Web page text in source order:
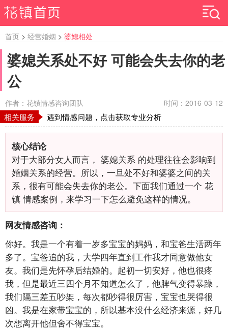
首页 > 经营婚姻 > 婆媳相处
婆媳关系处不好 可能会失去你的老
公
作者：花镇情感咨询团队 时间：2016-03-12
相关服务 遇到情感问题，点击获取专业分析
核心结论
对于大部分女人而言， 婆媳关系 的处理往往会影响到
婚姻关系的经营。所以，一旦处不好和婆婆之间的关
系，很有可能会失去你的老公。下面我们通过一个 花
镇 情感案例，来学习一下怎么避免这样的情况。
网友情感咨询：
你好。我是一个有着一岁多宝宝的妈妈，和宝爸生活两年
多了。宝爸追的我，大学四年直到工作我才同意做他女
友。我们是先怀孕后结婚的。起初一切安好，他也很疼
我，但是最近三四个月不知道怎么了，他脾气变得暴躁，
我们隔三差五吵架，每次都吵得很厉害，宝宝也哭得很
凶。我是在家带宝宝的，所以基本没什么经济来源，好几
次想离开他但舍不得宝宝。